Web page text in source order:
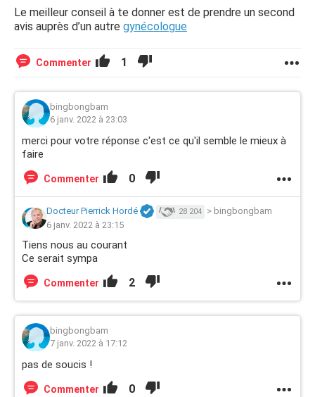
Le meilleur conseil à te donner est de prendre un second
avis auprès d’un autre gynécologue
Commenter 1
bingbongbam
6 janv. 2022 à 23:03
merci pour votre réponse c'est ce qu'il semble le mieux à
faire
Commenter 0
Docteur Pierrick Hordé 28 204 > bingbongbam
6 janv. 2022 à 23:15
Tiens nous au courant
Ce serait sympa
Commenter 2
bingbongbam
7 janv. 2022 à 17:12
pas de soucis !
Commenter 0